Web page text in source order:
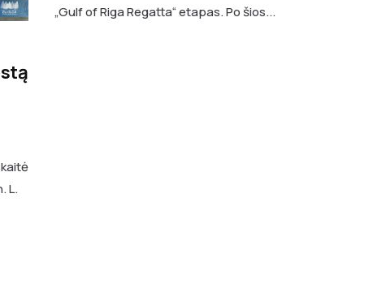
L.
„Gulf of Riga Regatta“ etapas. Po šios...